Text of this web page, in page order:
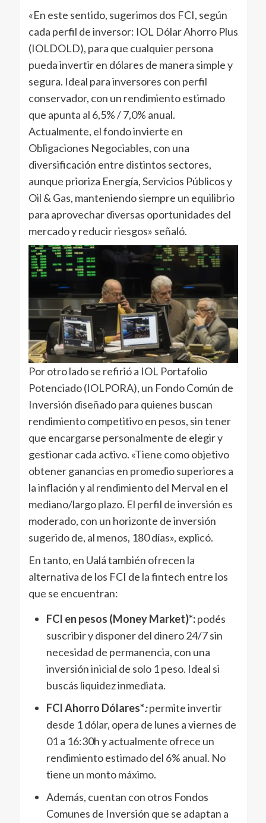
«En este sentido, sugerimos dos FCI, según
cada perfil de inversor: IOL Dólar Ahorro Plus
(IOLDOLD), para que cualquier persona
pueda invertir en dólares de manera simple y
segura. Ideal para inversores con perfil
conservador, con un rendimiento estimado
que apunta al 6,5% / 7,0% anual.
Actualmente, el fondo invierte en
Obligaciones Negociables, con una
diversificación entre distintos sectores,
aunque prioriza Energía, Servicios Públicos y
Oil & Gas, manteniendo siempre un equilibrio
para aprovechar diversas oportunidades del
mercado y reducir riesgos» señaló.
Por otro lado se refirió a IOL Portafolio
Potenciado (IOLPORA), un Fondo Común de
Inversión diseñado para quienes buscan
rendimiento competitivo en pesos, sin tener
que encargarse personalmente de elegir y
gestionar cada activo. «Tiene como objetivo
obtener ganancias en promedio superiores a
la inflación y al rendimiento del Merval en el
mediano/largo plazo. El perfil de inversión es
moderado, con un horizonte de inversión
sugerido de, al menos, 180 días», explicó.
En tanto, en Ualá también ofrecen la
alternativa de los FCI de la fintech entre los
que se encuentran:
FCI en pesos (Money Market)*:podés
suscribir y disponer del dinero 24/7 sin
necesidad de permanencia, con una
inversión inicial de solo 1 peso. Ideal si
buscás liquidez inmediata.
FCI Ahorro Dólares*: permite invertir
desde 1 dólar, opera de lunes a viernes de
01 a 16:30h y actualmente ofrece un
rendimiento estimado del 6% anual. No
tiene un monto máximo.
Además, cuentan con otros Fondos
Comunes de Inversión que se adaptan a